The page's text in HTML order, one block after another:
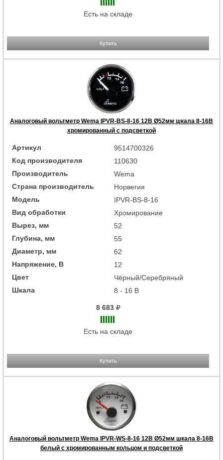
Есть на складе
Купить
Аналоговый вольтметр Wema IPVR-BS-8-16 12В Ø52мм шкала 8-16В
хромированный с подсветкой
Артикул
9514700326
Код производителя
110630
Производитель
Wema
Страна производитель
Норвегия
Модель
IPVR-BS-8-16
Вид обработки
Хромирование
Вырез, мм
52
Глубина, мм
55
Диаметр, мм
62
Напряжение, В
12
Цвет
Чёрный/Серебряный
Шкала
8 - 16 В
8 683
Есть на складе
Купить
Аналоговый вольтметр Wema IPVR-WS-8-16 12В Ø52мм шкала 8-16В
белый с хромированным кольцом и подсветкой